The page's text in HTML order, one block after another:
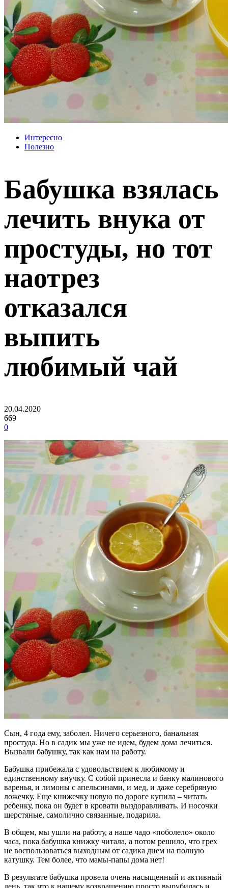
Интересно
Полезно
Бабушка взялась
лечить внука от
простуды, но тот
наотрез
отказался
выпить
любимый чай
20.04.2020
669
0
Сын, 4 года ему, заболел. Ничего серьезного, банальная
простуда. Но в садик мы уже не идем, будем дома лечиться.
Вызвали бабушку, так как нам на работу.
Бабушка прибежала с удовольствием к любимому и
единственному внучку. С собой принесла и банку малинового
варенья, и лимоны с апельсинами, и мед, и даже серебряную
ложечку. Еще книжечку новую по дороге купила – читать
ребенку, пока он будет в кровати выздоравливать. И носочки
шерстяные, самолично связанные, подарила.
В общем, мы ушли на работу, а наше чадо «поболело» около
часа, пока бабушка книжку читала, а потом решило, что грех
не воспользоваться выходным от садика днем на полную
катушку. Тем более, что мамы-папы дома нет!
В результате бабушка провела очень насыщенный и активный
день, так что к нашему возвращению просто вырубилась и